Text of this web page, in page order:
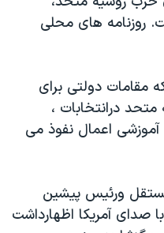
روزنامه های محلی
مقامات دولتی برای
درانتخابات ،
آموزشی اعمال نفوذ می
ورئیس پیشین
صدای آمریکا اظهارداشت